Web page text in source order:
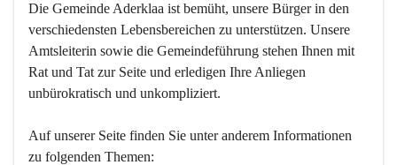
Die Gemeinde Aderklaa ist bemüht, unsere Bürger in den
verschiedensten Lebensbereichen zu unterstützen. Unsere
Amtsleiterin sowie die Gemeindeführung stehen Ihnen mit
Rat und Tat zur Seite und erledigen Ihre Anliegen
unbürokratisch und unkompliziert.
Auf unserer Seite finden Sie un­ter an­de­rem Informationen
zu folgenden Themen: